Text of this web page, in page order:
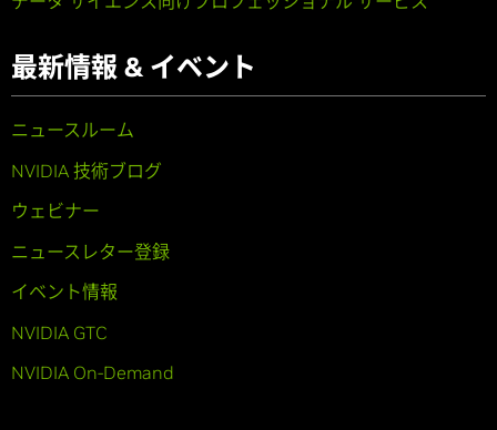
最新情報 & イベント
ニュースルーム
NVIDIA 技術ブログ
ウェビナー
ニュースレター登録
イベント情報
NVIDIA GTC
NVIDIA On-Demand